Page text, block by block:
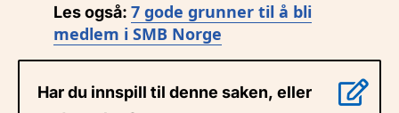
Les også: 7 gode grunner til å bli
medlem i SMB Norge
Har du innspill til denne saken, eller